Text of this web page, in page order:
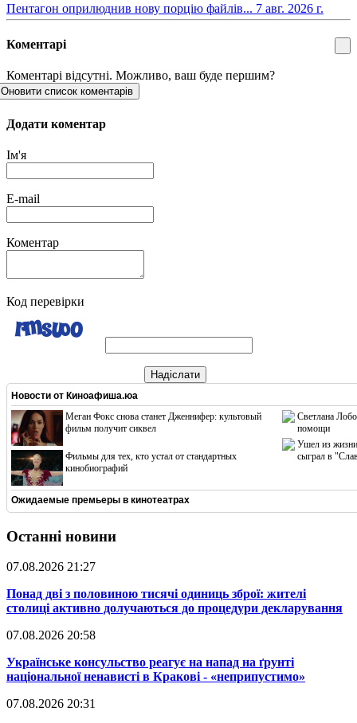
​Пентагон оприлюднив нову порцію файлів... 7 авг. 2026 г.
Коментарі
Коментарі відсутні. Можливо, ваш буде першим?
Оновити список коментарів
Додати коментар
Ім'я
E-mail
Коментар
Код перевірки
Надіслати
Новости от Киноафиша.юа
Меган Фокс снова станет Дженнифер: культовый
фильм получит сиквел
Фильмы для тех, кто устал от стандартных
кинобиографий
Светлана
помощи
Ушел из жизни
сыграл в
Ожидаемые премьеры в кинотеатрах
Останні новини
07.08.2026 21:27
​Понад дві з половиною тисячі одиниць зброї: жителі
столиці активно долучаються до процедури декларування
07.08.2026 20:58
​Українське консульство реагує на напад на ґрунті
національної ненависті в Кракові - «неприпустимо»
07.08.2026 20:31